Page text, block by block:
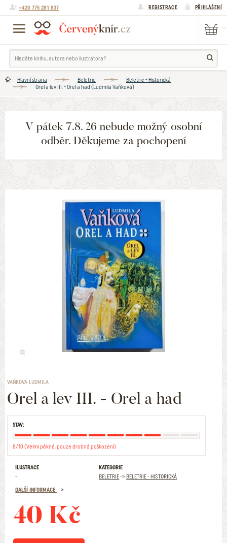
+420 775 281 837 REGISTRACE PŘIHLÁŠENÍ
Hlavní strana Beletrie
Beletrie - Historická
Orel a lev III. - Orel a had (Ludmila Vaňková)
V pátek 7.8. 26 nebude možný osobní
odběr. Děkujeme za pochopení
VAŇKOVÁ LUDMILA
Orel a lev III. - Orel a had
STAV:
8/10 (Velmi pěkné, pouze drobná poškození)
ILUSTRACE
-
KATEGORIE
BELETRIE->BELETRIE - HISTORICKÁ
DALŠÍ INFORMACE
40 Kč